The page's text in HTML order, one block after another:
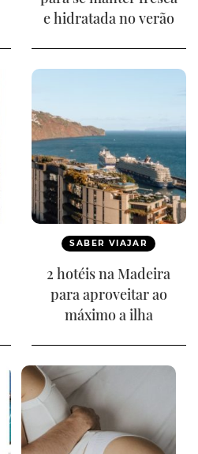
e hidratada no verão
SABER VIAJAR
2 hotéis na Madeira
para aproveitar ao
máximo a ilha